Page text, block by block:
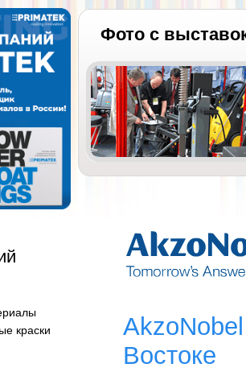
Фото с
краски
Востоке